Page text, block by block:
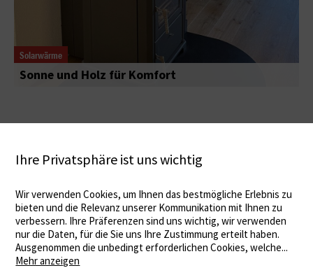
Solarwärme
Sonne und Holz für Komfort
Ihre Privatsphäre ist uns wichtig
Wir verwenden Cookies, um Ihnen das bestmögliche Erlebnis zu
bieten und die Relevanz unserer Kommunikation mit Ihnen zu
verbessern. Ihre Präferenzen sind uns wichtig, wir verwenden
nur die Daten, für die Sie uns Ihre Zustimmung erteilt haben.
Ausgenommen die unbedingt erforderlichen Cookies, welche...
Mehr anzeigen